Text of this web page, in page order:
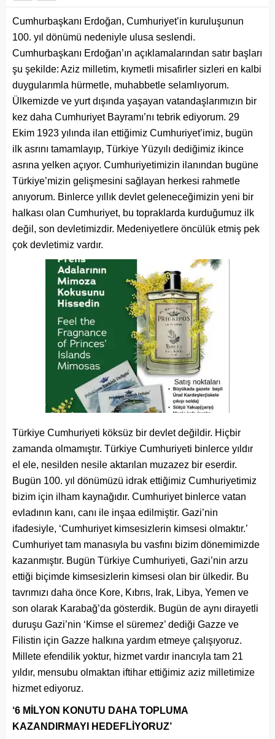
Cumhurbaşkanı Erdoğan, Cumhuriyet’in kuruluşunun
100. yıl dönümü nedeniyle ulusa seslendi.
Cumhurbaşkanı Erdoğan’ın açıklamalarından satır başları
şu şekilde: Aziz milletim, kıymetli misafirler sizleri en kalbi
duygularımla hürmetle, muhabbetle selamlıyorum.
Ülkemizde ve yurt dışında yaşayan vatandaşlarımızın bir
kez daha Cumhuriyet Bayramı’nı tebrik ediyorum. 29
Ekim 1923 yılında ilan ettiğimiz Cumhuriyet’imiz, bugün
ilk asrını tamamlayıp, Türkiye Yüzyılı dediğimiz ikince
asrına yelken açıyor. Cumhuriyetimizin ilanından bugüne
Türkiye’mizin gelişmesini sağlayan herkesi rahmetle
anıyorum. Binlerce yıllık devlet geleneceğimizin yeni bir
halkası olan Cumhuriyet, bu topraklarda kurduğumuz ilk
değil, son devletimizdir. Medeniyetlere öncülük etmiş pek
çok devletimiz vardır.
Türkiye Cumhuriyeti köksüz bir devlet değildir. Hiçbir
zamanda olmamıştır. Türkiye Cumhuriyeti binlerce yıldır
el ele, nesilden nesile aktarılan muzazez bir eserdir.
Bugün 100. yıl dönümüzü idrak ettiğimiz Cumhuriyetimiz
bizim için ilham kaynağıdır. Cumhuriyet binlerce vatan
evladının kanı, canı ile inşaa edilmiştir. Gazi’nin
ifadesiyle, ‘Cumhuriyet kimsesizlerin kimsesi olmaktır.’
Cumhuriyet tam manasıyla bu vasfını bizim dönemimizde
kazanmıştır. Bugün Türkiye Cumhuriyeti, Gazi’nin arzu
ettiği biçimde kimsesizlerin kimsesi olan bir ülkedir. Bu
tavrımızı daha önce Kore, Kıbrıs, Irak, Libya, Yemen ve
son olarak Karabağ’da gösterdik. Bugün de aynı dirayetli
duruşu Gazi’nin ‘Kimse el süremez’ dediği Gazze ve
Filistin için Gazze halkına yardım etmeye çalışıyoruz.
Millete efendilik yoktur, hizmet vardır inancıyla tam 21
yıldır, mensubu olmaktan iftihar ettiğimiz aziz milletimize
hizmet ediyoruz.
‘6 MİLYON KONUTU DAHA TOPLUMA
KAZANDIRMAYI HEDEFLİYORUZ’